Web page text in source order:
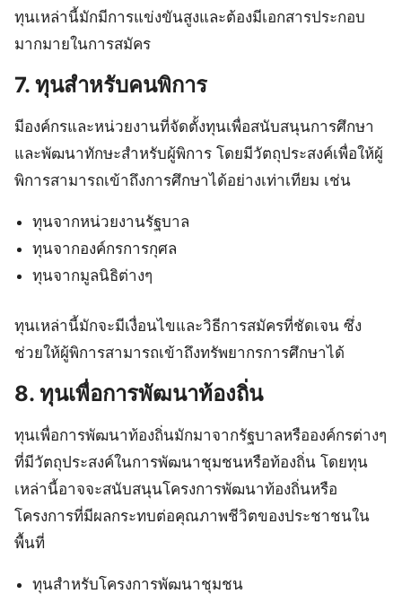
ทุนเหล่านี้มักมีการแข่งขันสูงและต้องมีเอกสารประกอบ
มากมายในการสมัคร
7. ทุนสำหรับคนพิการ
มีองค์กรและหน่วยงานที่จัดตั้งทุนเพื่อสนับสนุนการศึกษา
และพัฒนาทักษะสำหรับผู้พิการ โดยมีวัตถุประสงค์เพื่อให้ผู้
พิการสามารถเข้าถึงการศึกษาได้อย่างเท่าเทียม เช่น
ทุนจากหน่วยงานรัฐบาล
ทุนจากองค์กรการกุศล
ทุนจากมูลนิธิต่างๆ
ทุนเหล่านี้มักจะมีเงื่อนไขและวิธีการสมัครที่ชัดเจน ซึ่ง
ช่วยให้ผู้พิการสามารถเข้าถึงทรัพยากรการศึกษาได้
8. ทุนเพื่อการพัฒนาท้องถิ่น
ทุนเพื่อการพัฒนาท้องถิ่นมักมาจากรัฐบาลหรือองค์กรต่างๆ
ที่มีวัตถุประสงค์ในการพัฒนาชุมชนหรือท้องถิ่น โดยทุน
เหล่านี้อาจจะสนับสนุนโครงการพัฒนาท้องถิ่นหรือ
โครงการที่มีผลกระทบต่อคุณภาพชีวิตของประชาชนใน
พื้นที่
ทุนสำหรับโครงการพัฒนาชุมชน